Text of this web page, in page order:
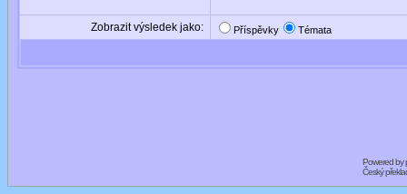
Zobrazit výsledek jako: Příspěvky Témata
Powered by
Český